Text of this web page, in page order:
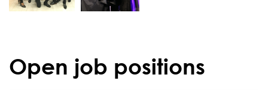
Open job positions